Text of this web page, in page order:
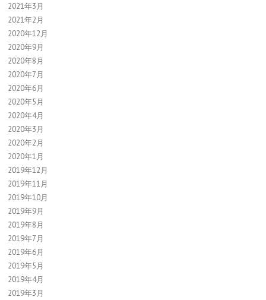
2021年3月
2021年2月
2020年12月
2020年9月
2020年8月
2020年7月
2020年6月
2020年5月
2020年4月
2020年3月
2020年2月
2020年1月
2019年12月
2019年11月
2019年10月
2019年9月
2019年8月
2019年7月
2019年6月
2019年5月
2019年4月
2019年3月